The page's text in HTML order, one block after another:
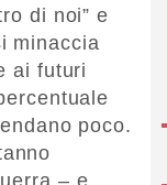
di noi” e
minaccia
ai futuri
poco.
– e